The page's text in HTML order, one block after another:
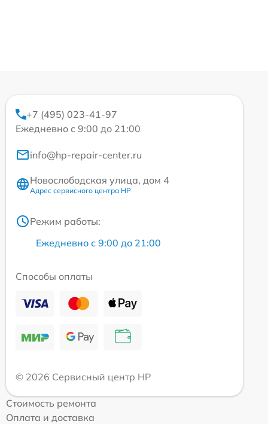
+7 (495) 023-41-97
Ежедневно с 9:00 до 21:00
info@hp-repair-center.ru
Новослободская улица, дом 4
Адрес сервисного центра HP
Режим работы:
Ежедневно с 9:00 до 21:00
Способы оплаты
© 2026 Сервисный центр HP
Стоимость ремонта
Оплата и доставка